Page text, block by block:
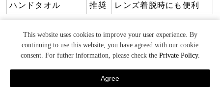
ハンドタオル 推奨 レンズ着脱時にも便利
1dayコンタクトと2weekコンタクトの温泉で
の使い分けポイント
1dayタイプのコンタクトレンズ
おすすめです。1dayなら入浴後すぐに新しいレンズに交
TEL 宿泊予約 日帰り予約 MENU
This website uses cookies to improve your user experience. By
continuing to use this website, you have agreed with our cookie
consent. For futher information, please check the Private Policy.
Agree